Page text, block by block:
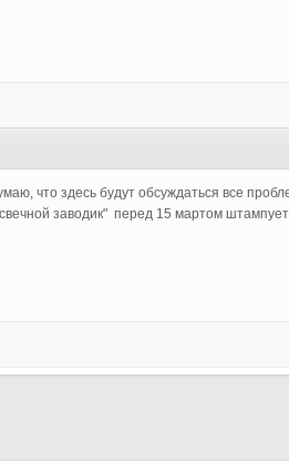
что здесь будут обсуждаться все
заводик" перед 15 мартом